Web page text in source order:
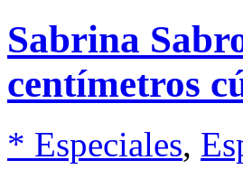
Sabrina
centímetros
* Especiales,